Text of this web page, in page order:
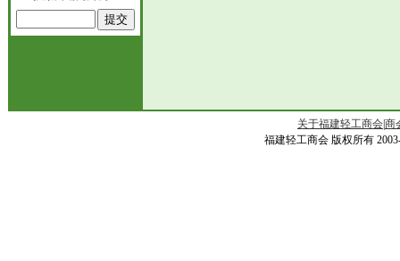
关于福建轻工商会商
福建轻工商会 版权所有